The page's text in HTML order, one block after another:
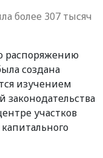
более 307 тысяч
распоряжению
создана
изучением
законодательства
участков